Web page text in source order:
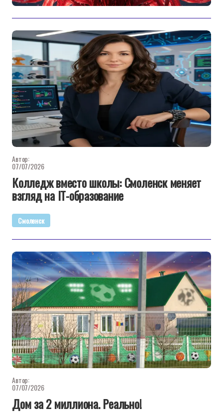
Автор:
07/07/2026
Колледж вместо школы: Смоленск меняет
взгляд на IT-образование
Смоленск
Автор:
07/07/2026
Дом за 2 миллиона. Реально!